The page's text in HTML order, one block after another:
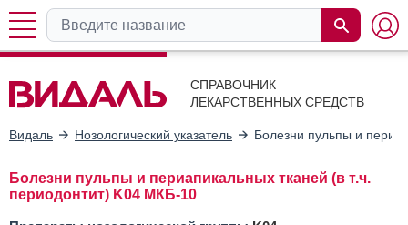
СПРАВОЧНИК
ЛЕКАРСТВЕННЫХ СРЕДСТВ
Видаль Нозологический указатель Болезни пульпы и
Болезни пульпы и периапикальных тканей (в т.ч.
периодонтит) K04 МКБ-10